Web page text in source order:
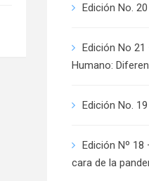
Edición No.
Edición No 21
Humano:
Edición No.
Edición Nº
cara de la